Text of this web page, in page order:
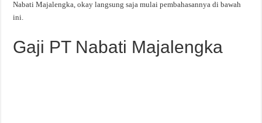
Nabati Majalengka, okay langsung saja mulai pembahasannya di bawah
ini.
Gaji PT Nabati Majalengka